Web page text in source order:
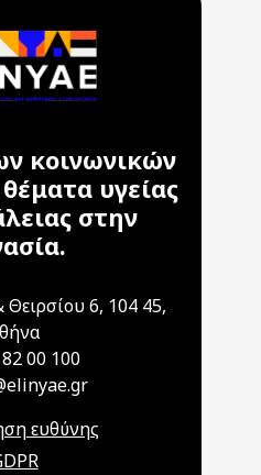
κοινωνικών
υγείας
στην
6, 104 45,
00 100
ευθύνης